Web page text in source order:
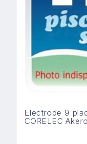
Electrode 9
CORELEC